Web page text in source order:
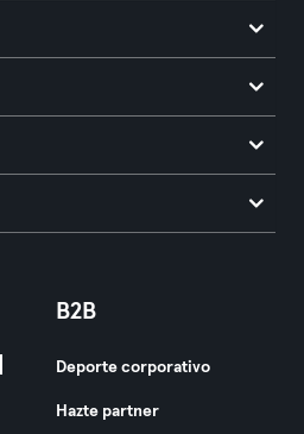
B2B
Deporte corporativo
Hazte partner